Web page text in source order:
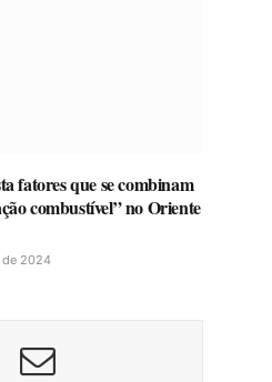
fatores que se combinam
combustível” no Oriente
de 2024